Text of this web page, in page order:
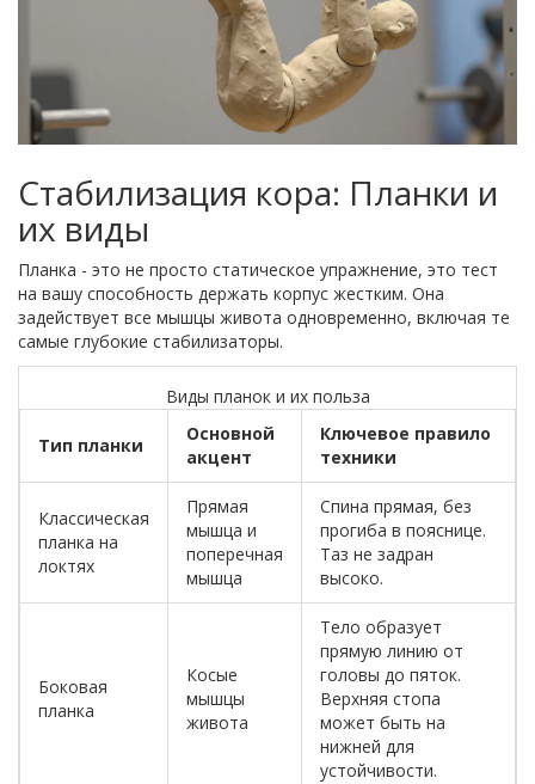
Стабилизация кора: Планки и
их виды
Планка - это не просто статическое упражнение, это тест
на вашу способность держать корпус жестким. Она
задействует все мышцы живота одновременно, включая те
самые глубокие стабилизаторы.
Виды планок и их польза
Тип планки
Основной
акцент
Ключевое правило
техники
Классическая
планка на
локтях
Прямая
мышца и
поперечная
мышца
Спина прямая, без
прогиба в пояснице.
Таз не задран
высоко.
Боковая
планка
Косые
мышцы
живота
Тело образует
прямую линию от
головы до пяток.
Верхняя стопа
может быть на
нижней для
устойчивости.